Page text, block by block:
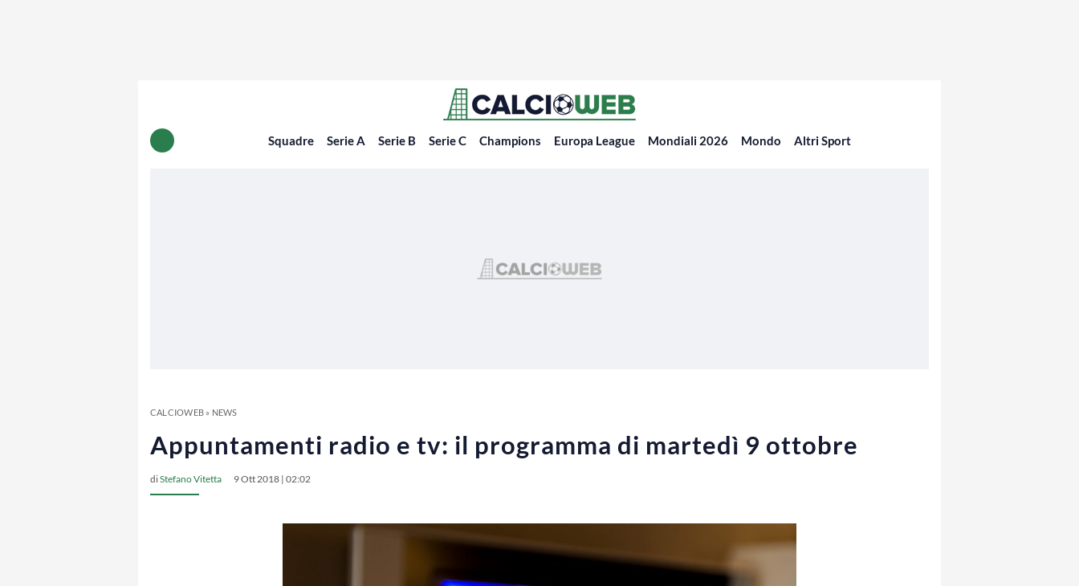
Squadre Serie A Serie B Serie C Champions Europa League Mondiali 2026 Mondo Altri Sport
CALCIOWEB» NEWS
Appuntamenti radio e tv: il programma di martedì 9 ottobre
diStefano Vitetta 9 Ott 2018 | 02:02